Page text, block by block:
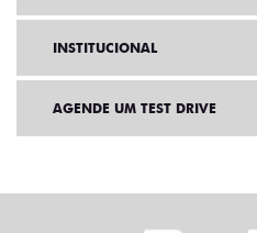
INSTITUCIONAL
AGENDE UM TEST DRIVE